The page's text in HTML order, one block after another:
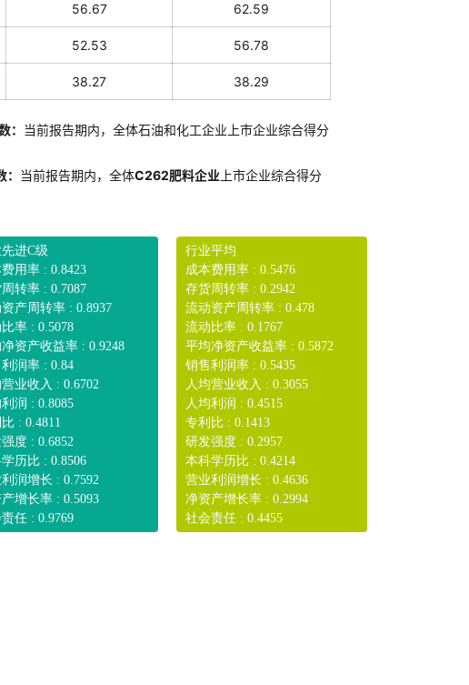
56.67 62.59
52.53 56.78
38.27 38.29
： 当前报告期内，全体石油和化工企业上市企业综合得分
当前报告期内，全体C262肥料企业 上市企业综合得分
进C级
用率 : 0.8423
转率 : 0.7087
产周转率 : 0.8937
率 : 0.5078
资产收益率 : 0.9248
润率 : 0.84
营业收入 : 0.6702
润 : 0.8085
: 0.4811
度 : 0.6852
历比 : 0.8506
润增长 : 0.7592
增长率 : 0.5093
任 : 0.9769
行业平均
成本费用率 : 0.5476
存货周转率 : 0.2942
流动资产周转率 : 0.478
流动比率 : 0.1767
平均净资产收益率 : 0.5872
销售利润率 : 0.5435
人均营业收入 : 0.3055
人均利润 : 0.4515
专利比 : 0.1413
研发强度 : 0.2957
本科学历比 : 0.4214
营业利润增长 : 0.4636
净资产增长率 : 0.2994
社会责任 : 0.4455